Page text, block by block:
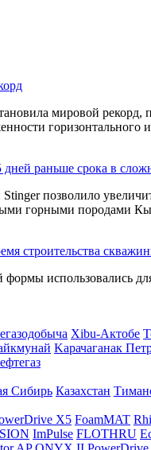
мировой рекорд,
горизонтального
раньше срока в
позволило
горными породами
строительства
использовались
Xibu-Актобе
Kарачаганак
Сибирь Казахстан
X5 FoamMAT
ImPulse FLOTHRU